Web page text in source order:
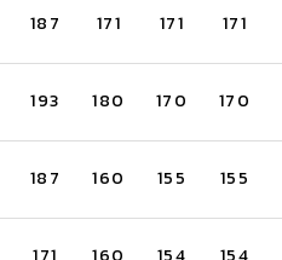
187 171 171 171
193 180 170 170
187 160 155 155